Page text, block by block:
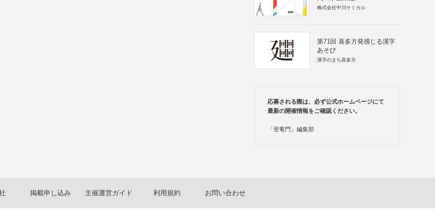
株式会社中川ケミカル
第71回 喜多方発感じる漢字
あそび
漢字のまち喜多方
応募される際は、必ず公式ホームページにて
最新の開催情報をご確認ください。
「登竜門」編集部
掲載申し込み 主催運営ガイド 利用規約 お問い合わせ